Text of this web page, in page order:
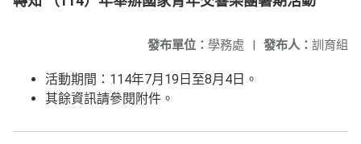
發布人： 訓育組
發布單位： 學務處 |
活動期間：114年7月19日至8月4日。
其餘資訊請參閱附件。